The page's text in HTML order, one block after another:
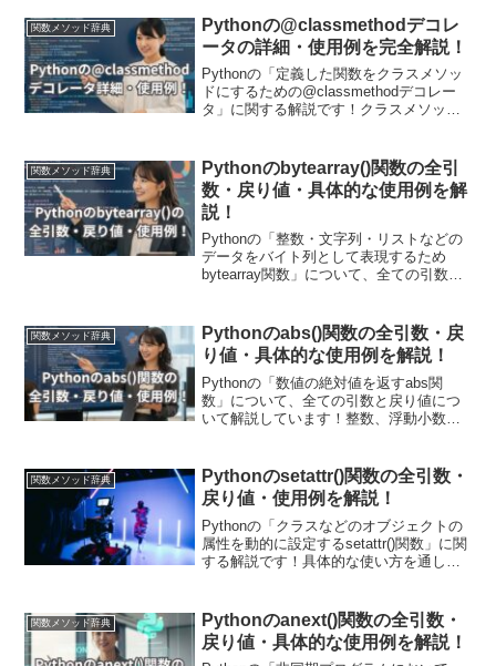
aiter関数の構文、戻り値について具体的
なコード例を交えながら解説しており、
処理のイメージをつかんでいただけま
す！
関数メソッド辞典
Pythonの@classmethodデコレ
ータの詳細・使用例を完全解説！
Pythonの「定義した関数をクラスメソッ
ドにするための@classmethodデコレー
タ」に関する解説です！クラスメソッド
していきます。また現場で使える関数の
応用使用例も紹介しています！
関数メソッド辞典
Pythonのbytearray()関数の全引
数・戻り値・具体的な使用例を解
説！
Pythonの「整数・文字列・リストなどの
データをバイト列として表現するため
bytearray関数」について、全ての引数と
や文字列、リストをbytearray関数を使っ
てバイト列に変換する方法や応用例を紹
介しています。
関数メソッド辞典
Pythonのabs()関数の全引数・戻
り値・具体的な使用例を解説！
Pythonの「数値の絶対値を返すabs関
数」について、全ての引数と戻り値につ
いて解説しています！整数、浮動小数点
例も示しています。Python初心者から上
級者まで幅広い読者にabs関数の使い方を
理解していただけます！
関数メソッド辞典
Pythonのsetattr()関数の全引数・
戻り値・使用例を解説！
Pythonの「クラスなどのオブジェクトの
属性を動的に設定するsetattr()関数」に関
する解説です！具体的な使い方を通して
使用例も紹介しています！getattr()関数と
合わせて、さまざまな分野で使用されま
す。
関数メソッド辞典
Pythonのanext()関数の全引数・
戻り値・具体的な使用例を解説！